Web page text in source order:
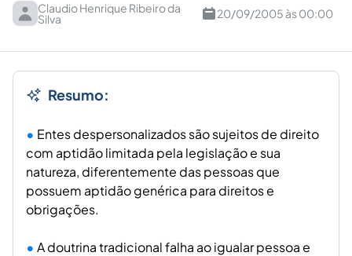
Claudio Henrique Ribeiro da
Silva 20/09/2005 às 00:00
Resumo:
Entes despersonalizados são sujeitos de direito
com aptidão limitada pela legislação e sua
natureza, diferentemente das pessoas que
possuem aptidão genérica para direitos e
obrigações.
A doutrina tradicional falha ao igualar pessoa e